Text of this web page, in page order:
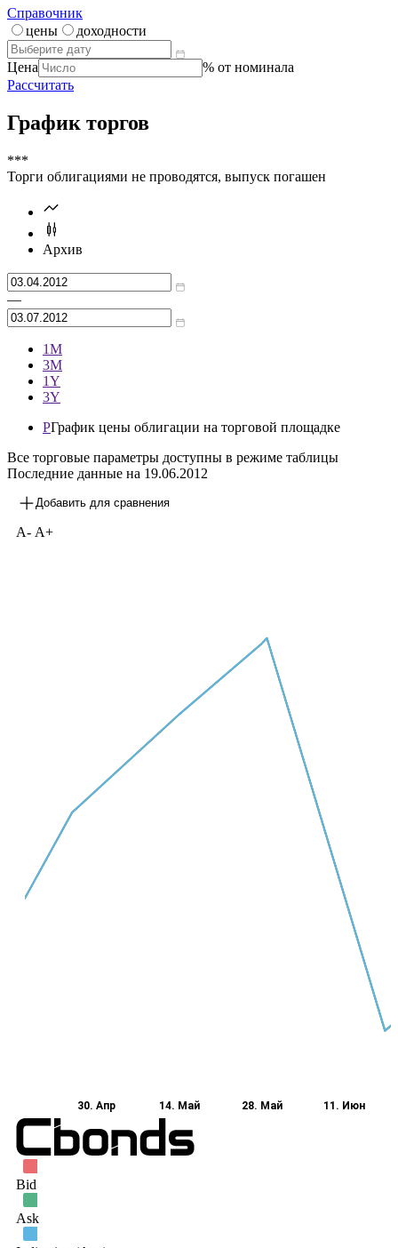
Справочник
цены
доходности
Цена
% от номинала
Рассчитать
График торгов
***
Торги облигациями не проводятся, выпуск погашен
Архив
—
1М
3М
1Y
3Y
PГрафик цены облигации на торговой площадке
Все торговые параметры доступны в режиме таблицы
Последние данные на 19.06.2012
Добавить для сравнения